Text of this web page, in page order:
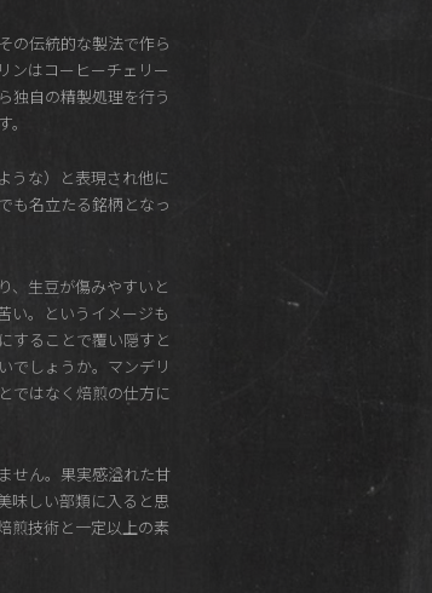
の伝統的な製法で作ら
ンはコーヒーチェリー
独自の精製処理を行う
。
うな）と表現され他に
も名立たる銘柄となっ
、生豆が傷みやすいと
い。というイメージも
することで覆い隠すと
でしょうか。マンデリ
ではなく焙煎の仕方に
せん。果実感溢れた甘
味しい部類に入ると思
煎技術と一定以上の素